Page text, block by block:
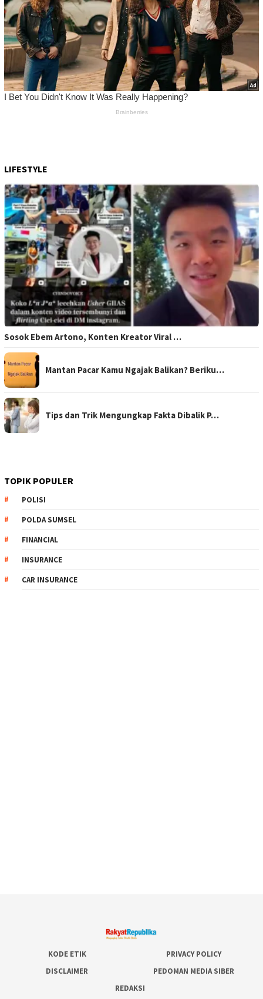
LIFESTYLE
Sosok Ebem Artono, Konten Kreator Viral …
Mantan Pacar Kamu Ngajak Balikan? Beriku…
Tips dan Trik Mengungkap Fakta Dibalik P…
TOPIK POPULER
POLISI
POLDA SUMSEL
FINANCIAL
INSURANCE
CAR INSURANCE
KODE ETIK
PRIVACY POLICY
DISCLAIMER
PEDOMAN MEDIA SIBER
REDAKSI